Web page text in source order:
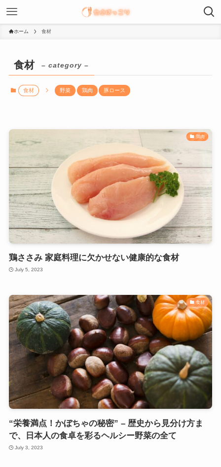
ホーム 食材
食材 – category –
食材 野菜 鶏肉 豚ロース
鶏肉
鶏ささみ 家庭料理に欠かせない健康的な食材
July 5, 2023
食材
“栄養満点！かぼちゃの秘密” – 歴史から見分け方ま
で、日本人の食卓を彩るヘルシー野菜の全て
July 3, 2023